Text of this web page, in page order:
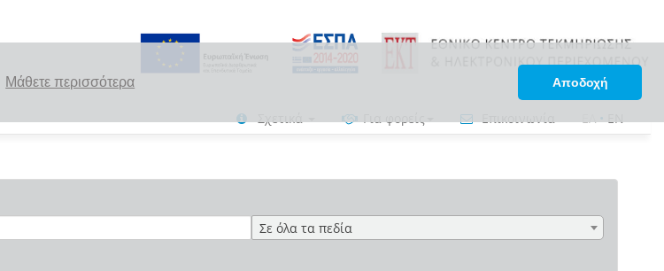
Μάθετε περισσότερα Αποδοχή
Σχετικά Για φορείς Επικοινωνία ΕΛ•EN
Σε όλα τα πεδία